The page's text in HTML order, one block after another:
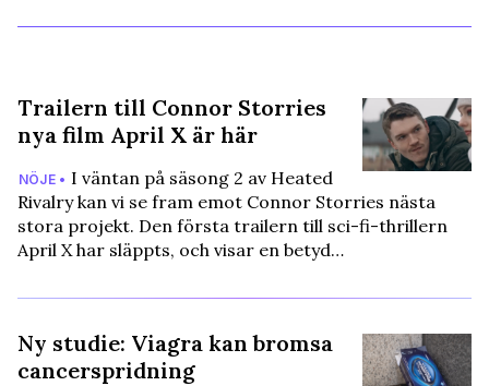
Trailern till Connor Storries
nya film April X är här
NÖJE • I väntan på säsong 2 av Heated
Rivalry kan vi se fram emot Connor Storries nästa
stora projekt. Den första trailern till sci-fi-thrillern
April X har släppts, och visar en betyd…
Ny studie: Viagra kan bromsa
cancerspridning